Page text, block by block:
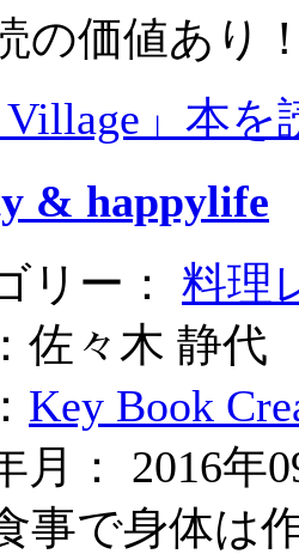
の価値あり
Village」本を
& happylife
リー： 料理
佐々木 静代
Key Book
月： 2016年
食事で身体は